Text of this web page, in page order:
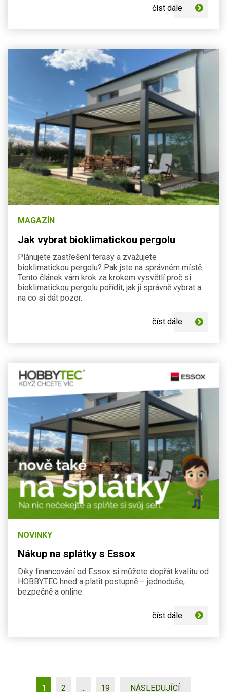
číst dále
MAGAZÍN
Jak vybrat bioklimatickou pergolu
Plánujete zastřešení terasy a zvažujete
bioklimatickou pergolu? Pak jste na správném místě.
Tento článek vám krok za krokem vysvětlí proč si
bioklimatickou pergolu pořídit, jak ji správně vybrat a
na co si dát pozor.
číst dále
NOVINKY
Nákup na splátky s Essox
Díky financování od Essox si můžete dopřát kvalitu od
HOBBYTEC hned a platit postupně – jednoduše,
bezpečně a online.
číst dále
1 2 ... 19 NÁSLEDUJÍCÍ